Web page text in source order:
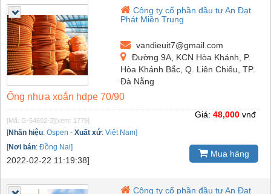
Công ty cổ phần đầu tư An Đạt
Phát Miền Trung
vandieuit7@gmail.com
Đường 9A, KCN Hòa Khánh, P.
Hòa Khánh Bắc, Q. Liên Chiểu, TP.
Đà Nẵng
Ống nhựa xoắn hdpe 70/90
[Mã: G-54602-3] [xem: 1779]
[Nhãn hiệu: Ospen - Xuất xứ: Việt Nam]
[Nơi bán: Đồng Nai]
2022-02-22 11:19:38]
Giá: 48,000 vnđ
Mua hàng
Công ty cổ phần đầu tư An Đạt